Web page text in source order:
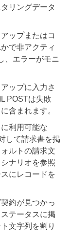
リングデータ
ップまたはコ
で非アクティ
、エラーがモニ
ップに入力さ
POSTは失敗
含まれます。
利用可能な
して請求書を掲
ルトの請求文
ナリオを参照
にレコードを
約が見つかっ
テータスに掲
文字列を割り